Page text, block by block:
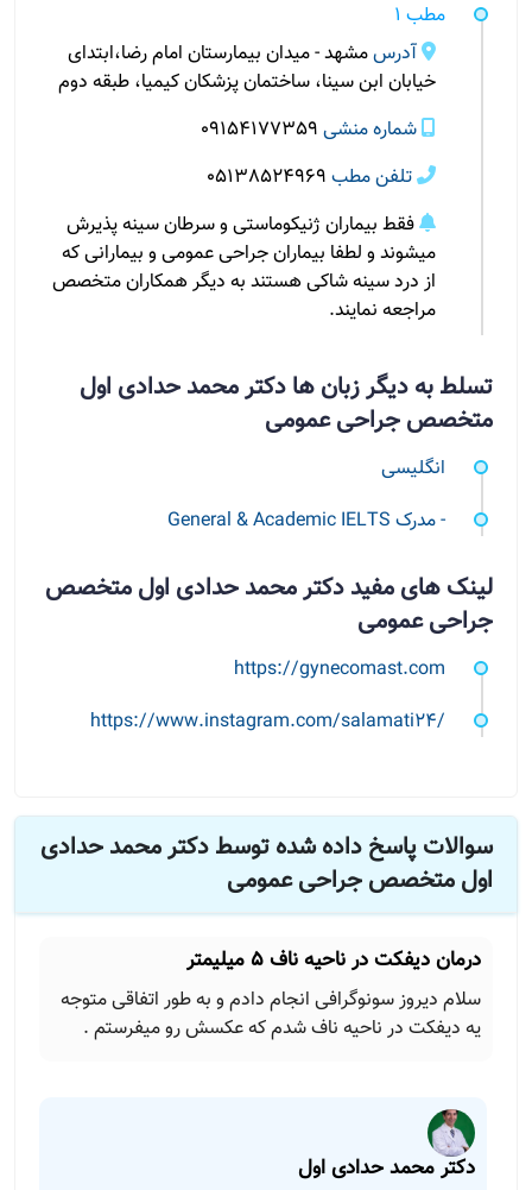
مطب 1
آدرسمشهد - میدان بیمارستان امام رضا،ابتدای
خیابان ابن سینا، ساختمان پزشکان کیمیا، طبقه دوم
شماره منشی
تلفن مطب
فقط بیماران ژنیکوماستی و سرطان سینه پذیرش
میشوند و لطفا بیماران جراحی عمومی و بیمارانی که
از درد سینه شاکی هستند به دیگر همکاران متخصص
مراجعه نمایند.
تسلط به دیگر زبان ها دکتر محمد حدادی اول
متخصص جراحی عمومی
انگلیسی
- مدرک General & Academic IELTS
لینک های مفید دکتر محمد حدادی اول متخصص
جراحی عمومی
https://gynecomast.com
https://www.instagram.com/salamati24/
سوالات پاسخ داده شده توسط دکتر محمد حدادی
اول متخصص جراحی عمومی
درمان دیفکت در ناحیه ناف 5 میلیمتر
سلام دیروز سونوگرافی انجام دادم و به طور اتفاقی متوجه
یه دیفکت در ناحیه ناف شدم که عکسش رو میفرستم .
دکتر محمد حدادی اول